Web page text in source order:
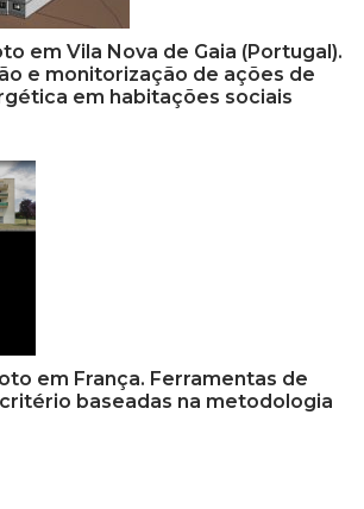
em Vila Nova de Gaia (Portugal).
e monitorização de ações de
em habitações sociais
em França. Ferramentas de
baseadas na metodologia